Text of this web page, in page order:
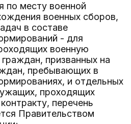
по месту военной
военных сборов,
в составе
- для
военную
призванных на
пребывающих в
и отдельных
проходящих
перечень
Правительством